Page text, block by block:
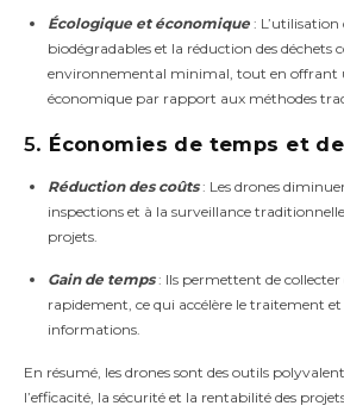
Écologique et économique :
biodégradables et la réduction des
environnemental minimal, tout en offrant
économique par rapport aux méthodes
5. Économies de temps et
Réduction des coûts: Les drones
inspections et à la surveillance
projets.
Gain de temps: Ils permettent de collecter
rapidement, ce qui accélère le traitement et
informations.
En résumé, les drones sont des outils
l’efficacité, la sécurité et la rentabilité des